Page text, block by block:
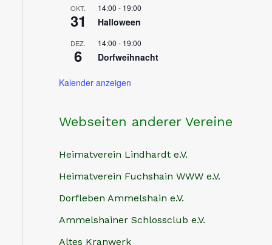
OKT.
31
14:00 - 19:00
Halloween
DEZ.
6
14:00 - 19:00
Dorfweihnacht
Kalender anzeigen
Webseiten anderer Vereine
Heimatverein Lindhardt e.V.
Heimatverein Fuchshain WWW e.V.
Dorfleben Ammelshain e.V.
Ammelshainer Schlossclub e.V.
Altes Kranwerk